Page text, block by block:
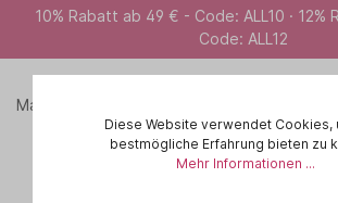
10% Rabatt ab 49 € - Code: ALL10 ·
Code: ALL12
Marken A-Z
Diese Website verwendet Cookies,
bestmögliche Erfahrung bieten zu
Mehr Informationen ...